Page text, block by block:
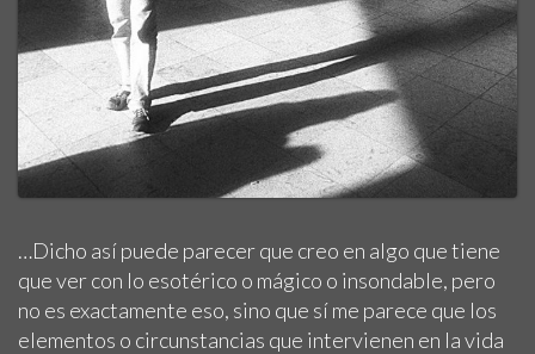
…Dicho así puede parecer que creo en algo que tiene
que ver con lo esotérico o mágico o insondable, pero
no es exactamente eso, sino que sí me parece que los
elementos o circunstancias que intervienen en la vida